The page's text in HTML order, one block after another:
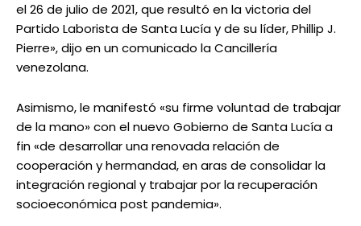
el 26 de julio de 2021, que resultó en la victoria del
Partido Laborista de Santa Lucía y de su líder, Phillip J.
Pierre», dijo en un comunicado la Cancillería
venezolana.
Asimismo, le manifestó «su firme voluntad de trabajar
de la mano» con el nuevo Gobierno de Santa Lucía a
fin «de desarrollar una renovada relación de
cooperación y hermandad, en aras de consolidar la
integración regional y trabajar por la recuperación
socioeconómica post pandemia».